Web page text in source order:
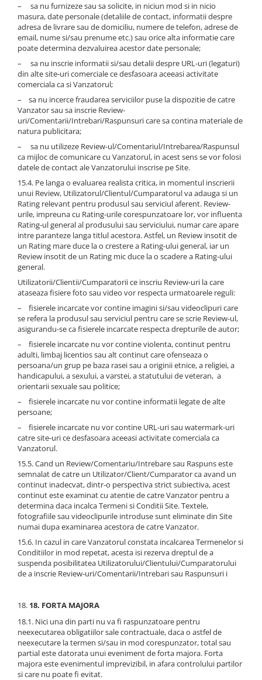
– sa nu furnizeze sau sa solicite, in niciun mod si in nicio
masura, date personale (detaliile de contact, informatii despre
adresa de livrare sau de domiciliu, numere de telefon, adrese de
email, nume si/sau prenume etc.) sau orice alta informatie care
poate determina dezvaluirea acestor date personale;
– sa nu inscrie informatii si/sau detalii despre URL-uri (legaturi)
din alte site-uri comerciale ce desfasoara aceeasi activitate
comerciala ca si Vanzatorul;
– sa nu incerce fraudarea serviciilor puse la dispozitie de catre
Vanzator sau sa inscrie Review-
uri/Comentarii/Intrebari/Raspunsuri care sa contina materiale de
natura publicitara;
– sa nu utilizeze Review-ul/Comentariul/Intrebarea/Raspunsul
ca mijloc de comunicare cu Vanzatorul, in acest sens se vor folosi
datele de contact ale Vanzatorului inscrise pe Site.
15.4. Pe langa o evaluarea realista critica, in momentul inscrierii
unui Review, Utilizatorul/Clientul/Cumparatorul va adauga si un
Rating relevant pentru produsul sau serviciul aferent. Review-
urile, impreuna cu Rating-urile corespunzatoare lor, vor influenta
Rating-ul general al produsului sau serviciului, numar care apare
intre paranteze langa titlul acestora. Astfel, un Review insotit de
un Rating mare duce la o crestere a Rating-ului general, iar un
Review insotit de un Rating mic duce la o scadere a Rating-ului
general.
Utilizatorii/Clientii/Cumparatorii ce inscriu Review-uri la care
ataseaza fisiere foto sau video vor respecta urmatoarele reguli:
– fisierele incarcate vor contine imagini si/sau videoclipuri care
se refera la produsul sau serviciul pentru care se scrie Review-ul,
asigurandu-se ca fisierele incarcate respecta drepturile de autor;
– fisierele incarcate nu vor contine violenta, continut pentru
adulti, limbaj licentios sau alt continut care ofenseaza o
persoana/un grup pe baza rasei sau a originii etnice, a religiei, a
handicapului, a sexului, a varstei, a statutului de veteran, a
orientarii sexuale sau politice;
– fisierele incarcate nu vor contine informatii legate de alte
persoane;
– fisierele incarcate nu vor contine URL-uri sau watermark-uri
catre site-uri ce desfasoara aceeasi activitate comerciala ca
Vanzatorul.
15.5. Cand un Review/Comentariu/Intrebare sau Raspuns este
semnalat de catre un Utilizator/Client/Cumparator ca avand un
continut inadecvat, dintr-o perspectiva strict subiectiva, acest
continut este examinat cu atentie de catre Vanzator pentru a
determina daca incalca Termeni si Conditii Site. Textele,
fotografiile sau videoclipurile introduse sunt eliminate din Site
numai dupa examinarea acestora de catre Vanzator.
15.6. In cazul in care Vanzatorul constata incalcarea Termenelor si
Conditiilor in mod repetat, acesta isi rezerva dreptul de a
suspenda posibilitatea Utilizatorului/Clientului/Cumparatorului
de a inscrie Review-uri/Comentarii/Intrebari sau Raspunsuri i
18. FORTA MAJORA
18.1. Nici una din parti nu va fi raspunzatoare pentru
neexecutarea obligatiilor sale contractuale, daca o astfel de
neexecutare la termen si/sau in mod corespunzator, total sau
partial este datorata unui eveniment de forta majora. Forta
majora este evenimentul imprevizibil, in afara controlului partilor
si care nu poate fi evitat.